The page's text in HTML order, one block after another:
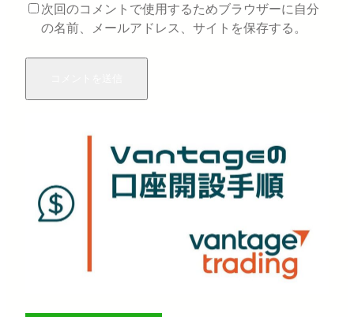
次回のコメントで使用するためブラウザーに自分
の名前、メールアドレス、サイトを保存する。